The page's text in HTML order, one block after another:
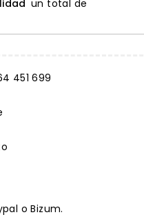
un total de
451 699
o Bizum.